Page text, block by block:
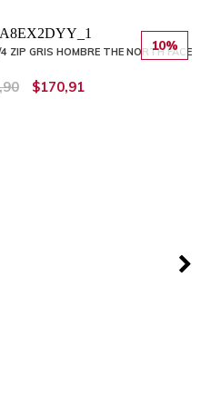
10%
GRIS HOMBRE THE NORTH FACE
$170,91